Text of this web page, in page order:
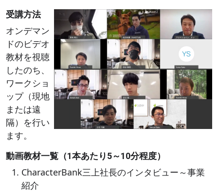
Image
受講方法
オンデマン
ドのビデオ
教材を視聴
したのち、
ワークショ
ップ（現地
または遠
隔）を行い
ます。
動画教材一覧（1本あたり5～10分程度）
CharacterBank三上社長のインタビュー～事業
紹介